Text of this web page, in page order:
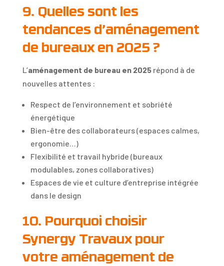
9. Quelles sont les
tendances d’aménagement
de bureaux en 2025 ?
L’aménagement de bureau en 2025répond à de
nouvelles attentes :
Respect de l’environnement et sobriété
énergétique
Bien-être des collaborateurs (espaces calmes,
ergonomie…)
Flexibilité et travail hybride (bureaux
modulables, zones collaboratives)
Espaces de vie et culture d’entreprise intégrée
dans le design
10. Pourquoi choisir
Synergy Travaux pour
votre aménagement de